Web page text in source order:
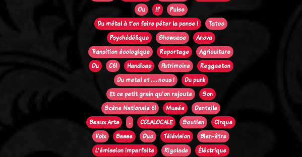
Ou
!?
Pulse
Du métal à t'en faire péter la panse !
Tatoo
Psychédélique
Showcase
Anova
Transition écologique
Reportage
Agriculture
Du
C61 Handicap Patrimoine
Reggaeton
Du metal et . . . nous !
Du punk
Et ce petit grain qu'on rajoute
Son
Scène Nationale 61
Musée
Dentelle
Beaux Arts
. CDLALOCALE Soutien
Cirque
Voix
Basse Duo Télévision
Bien-être
L'émission imparfaite
Rigolade
Éléctrique